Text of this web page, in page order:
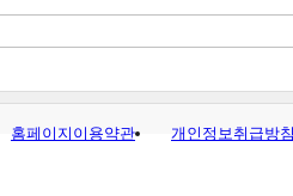
홈페이지이용약관 개인정보취급방